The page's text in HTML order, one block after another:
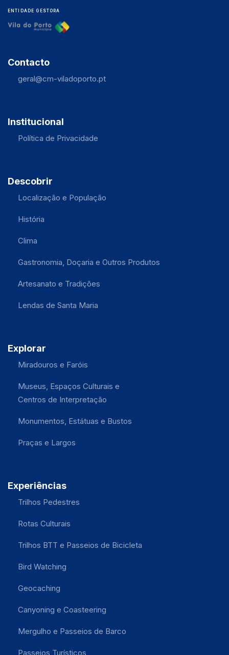
ENTIDADE GESTORA
Contacto
geral@cm-viladoporto.pt
Institucional
Política de Privacidade
Descobrir
Localização e População
História
Clima
Gastronomia, Doçaria e Outros Produtos
Artesanato e Tradições
Lendas de Santa Maria
Explorar
Miradouros e Faróis
Museus, Espaços Culturais e
Centros de Interpretação
Monumentos, Estátuas e Bustos
Praças e Largos
Experiências
Trilhos Pedestres
Rotas Culturais
Trilhos BTT e Passeios de Bicicleta
Bird Watching
Geocaching
Canyoning e Coasteering
Mergulho e Passeios de Barco
Passeios Turísticos